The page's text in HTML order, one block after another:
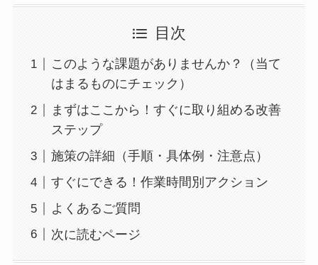
目次
このような課題がありませんか？（当て
はまるものにチェック）
まずはここから！すぐに取り組める改善
ステップ
施策の詳細（手順・具体例・注意点）
すぐにできる！作業時間別アクション
よくあるご質問
次に読むページ